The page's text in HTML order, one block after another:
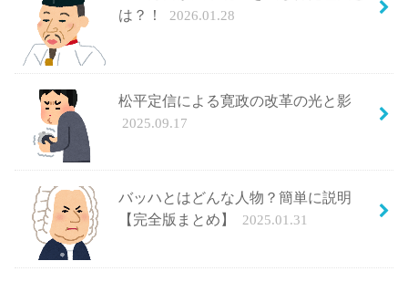
は？！
2026.01.28
松平定信による寛政の改革の光と影
2025.09.17
バッハとはどんな人物？簡単に説明
【完全版まとめ】
2025.01.31